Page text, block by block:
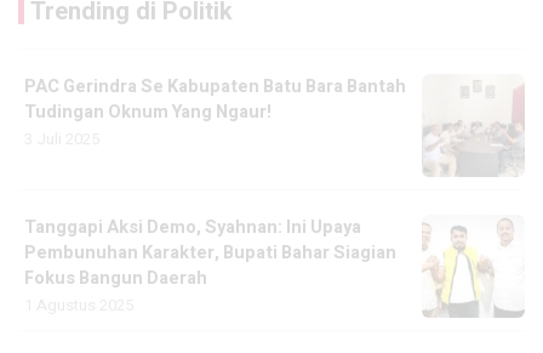
Trending di Politik
PAC Gerindra Se Kabupaten Batu Bara Bantah
Tudingan Oknum Yang Ngaur!
Tanggapi Aksi Demo, Syahnan: Ini Upaya
Pembunuhan Karakter, Bupati Bahar Siagian
Fokus Bangun Daerah